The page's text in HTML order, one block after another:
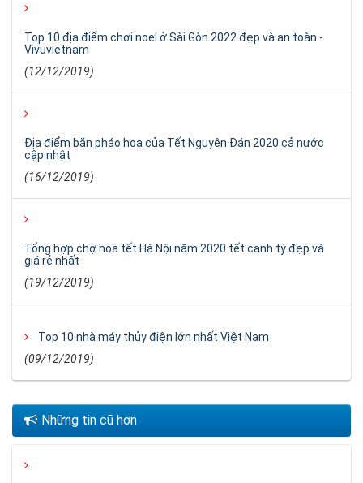
Top 10 địa điểm chơi noel ở Sài Gòn 2022 đẹp và an toàn -
Vivuvietnam
(12/12/2019)
Địa điểm bắn pháo hoa của Tết Nguyên Đán 2020 cả nước
cập nhật
(16/12/2019)
Tổng hợp chợ hoa tết Hà Nội năm 2020 tết canh tý đẹp và
giá rẻ nhất
(19/12/2019)
Top 10 nhà máy thủy điện lớn nhất Việt Nam
(09/12/2019)
Những tin cũ hơn